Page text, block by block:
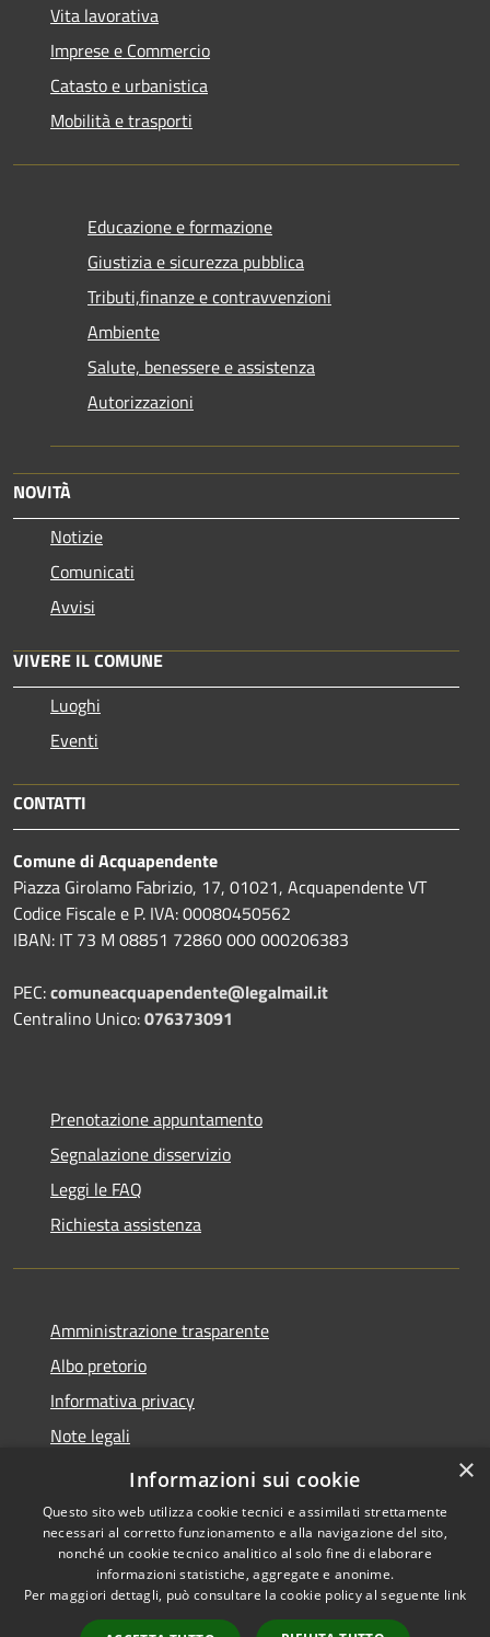
Vita lavorativa
Imprese e Commercio
Catasto e urbanistica
Mobilità e trasporti
Educazione e formazione
Giustizia e sicurezza pubblica
Tributi,finanze e contravvenzioni
Ambiente
Salute, benessere e assistenza
Autorizzazioni
NOVITÀ
Notizie
Comunicati
Avvisi
VIVERE IL COMUNE
Luoghi
Eventi
CONTATTI
Comune di Acquapendente
Piazza Girolamo Fabrizio, 17, 01021, Acquapendente VT
Codice Fiscale e P. IVA: 00080450562
IBAN: IT 73 M 08851 72860 000 000206383
PEC:comuneacquapendente@legalmail.it
Centralino Unico:076373091
Prenotazione appuntamento
Segnalazione disservizio
Leggi le FAQ
Richiesta assistenza
Amministrazione trasparente
Albo pretorio
Informativa privacy
Note legali
Dichiarazione di accessibilità
Accessibilità
Copyright © 2026 • Comune di
Acquapendente • Powered by
×
Informazioni sui cookie
Questo sito web utilizza cookie tecnici e assimilati strettamente
necessari al corretto funzionamento e alla navigazione del sito,
nonché un cookie tecnico analitico al solo fine di elaborare
informazioni statistiche, aggregate e anonime.
Per maggiori dettagli, può consultare la cookie policy al seguente link